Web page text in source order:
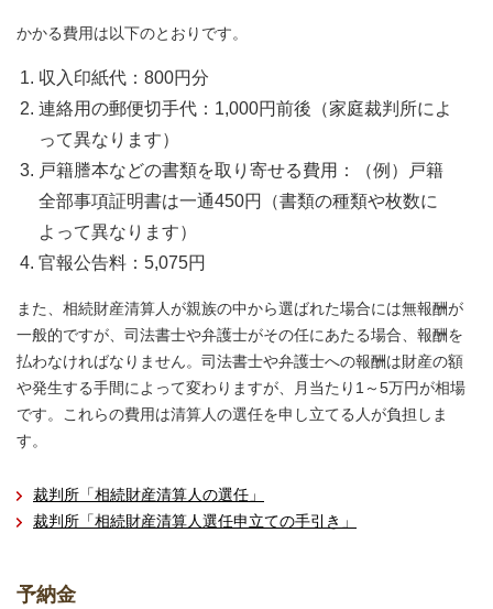
かかる費用は以下のとおりです。
収入印紙代：800円分
連絡用の郵便切手代：1,000円前後（家庭裁判所によ
って異なります）
戸籍謄本などの書類を取り寄せる費用：（例）戸籍
全部事項証明書は一通450円（書類の種類や枚数に
よって異なります）
官報公告料：5,075円
また、相続財産清算人が親族の中から選ばれた場合には無報酬が
一般的ですが、司法書士や弁護士がその任にあたる場合、報酬を
払わなければなりません。司法書士や弁護士への報酬は財産の額
や発生する手間によって変わりますが、月当たり1～5万円が相場
です。これらの費用は清算人の選任を申し立てる人が負担しま
す。
裁判所「相続財産清算人の選任」
裁判所「相続財産清算人選任申立ての手引き」
予納金